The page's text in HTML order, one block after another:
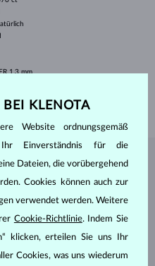
1.3 mm
KLENOTA ATELIER
KLENOTA
Website ordnungsgemäß
Einverständnis für die
Dateien, die vorübergehend
Cookies können auch zur
verwendet werden. Weitere
Cookie-Richtlinie. Indem Sie
klicken, erteilen Sie uns Ihr
Cookies, was uns wiederum